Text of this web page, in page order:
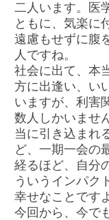
二人います。医
ともに、気楽に
遠慮もせずに腹
人ですね。
社会に出て、本
方に出逢い、い
いますが、利害
数人しかいませ
当に引き込まれ
ど、一期一会の
経るほど、自分
ういうインパク
幸せなことです
今回から、今で